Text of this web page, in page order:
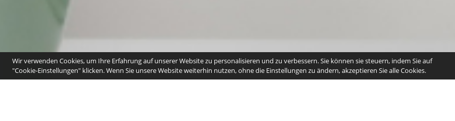
Wir verwenden Cookies, um Ihre Erfahrung auf unserer Website zu personalisieren und zu verbessern. Sie können sie steuern, indem Sie auf
"Cookie-Einstellungen" klicken. Wenn Sie unsere Website weiterhin nutzen, ohne die Einstellungen zu ändern, akzeptieren Sie alle Cookies.